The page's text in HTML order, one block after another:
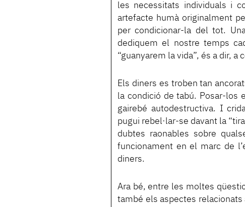
les necessitats individuals i
artefacte humà originalment
per condicionar-la del tot.
dediquem el nostre temps
“guanyarem la vida”, és a dir,
Els diners es troben tan
la condició de tabú. Posar-los
gairebé autodestructiva. I
pugui rebel·lar-se davant la
dubtes raonables sobre
funcionament en el marc de
diners.
Ara bé, entre les moltes
també els aspectes